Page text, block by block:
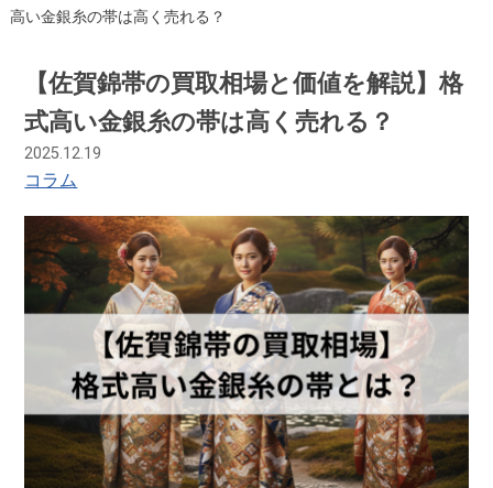
高い金銀糸の帯は高く売れる？
【佐賀錦帯の買取相場と価値を解説】格
式高い金銀糸の帯は高く売れる？
2025.12.19
コラム